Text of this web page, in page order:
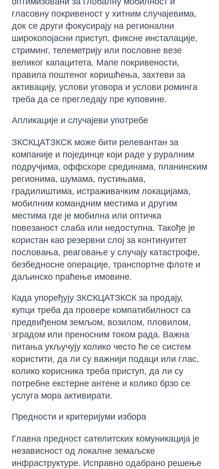
гласовну покривеност у хитним случајевима,
док се други фокусирају на регионални
широкопојасни приступ, фиксне инсталације,
стриминг, телеметрију или пословне везе
великог капацитета. Мапе покривености,
правила поштеног коришћења, захтеви за
активацију, услови уговора и услови роминга
треба да се прегледају пре куповине.
Апликације и случајеви употребе
ЗКСКЦАТЗКСК може бити релевантан за
компаније и појединце који раде у руралним
подручјима, оффсхоре срединама, планинским
регионима, шумама, пустињама,
градилиштима, истраживачким локацијама,
мобилним командним местима и другим
местима где је мобилна или оптичка
повезаност слаба или недоступна. Такође је
користан као резервни слој за континуитет
пословања, реаговање у случају катастрофе,
безбедносне операције, транспортне флоте и
даљинско праћење имовине.
Када упоређују ЗКСКЦАТЗКСК за продају,
купци треба да провере компатибилност са
предвиђеном земљом, возилом, пловилом,
зградом или преносним током рада. Важна
питања укључују колико често ће се систем
користити, да ли су важнији подаци или глас,
колико корисника треба приступ, да ли су
потребне екстерне антене и колико брзо се
услуга мора активирати.
Предности и критеријуми избора
Главна предност сателитских комуникација је
независност од локалне земаљске
инфраструктуре. Исправно одабрано решење